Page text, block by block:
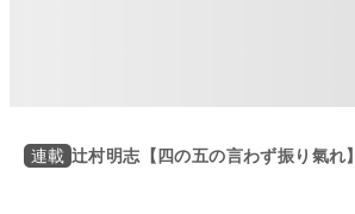
連載 辻村明志【四の五の言わず振り氣れ】